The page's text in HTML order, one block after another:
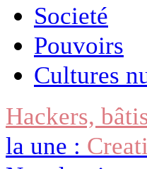
Societé
Pouvoirs
Cultures
Hackers,
la une :